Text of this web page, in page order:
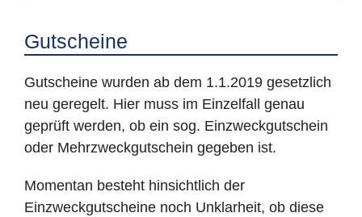
Gutscheine
Gutscheine wurden ab dem 1.1.2019 gesetzlich
neu geregelt. Hier muss im Einzelfall genau
geprüft werden, ob ein sog. Einzweckgutschein
oder Mehrzweckgutschein gegeben ist.
Momentan besteht hinsichtlich der
Einzweckgutscheine noch Unklarheit, ob diese